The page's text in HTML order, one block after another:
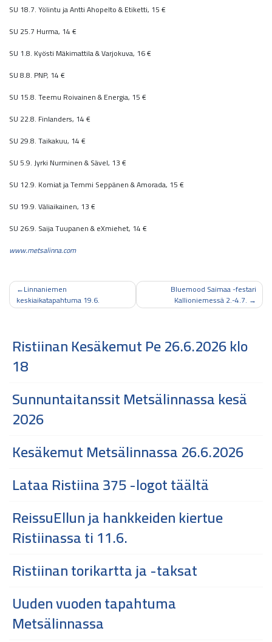
SU 18.7. Yölintu ja Antti Ahopelto & Etiketti, 15 €
SU 25.7 Hurma, 14 €
SU 1.8. Kyösti Mäkimattila & Varjokuva, 16 €
SU 8.8. PNP, 14 €
SU 15.8. Teemu Roivainen & Energia, 15 €
SU 22.8. Finlanders, 14 €
SU 29.8. Taikakuu, 14 €
SU 5.9. Jyrki Nurminen & Sävel, 13 €
SU 12.9. Komiat ja Temmi Seppänen & Amorada, 15 €
SU 19.9. Väliaikainen, 13 €
SU 26.9. Saija Tuupanen & eXmiehet, 14 €
www.metsalinna.com
Artikkelien
selaus
Linnaniemen
keskiaikatapahtuma 19.6.
Bluemood Saimaa -festari
Kallioniemessä 2.-4.7.
Ristiinan Kesäkemut Pe 26.6.2026 klo
18
Sunnuntaitanssit Metsälinnassa kesä
2026
Kesäkemut Metsälinnassa 26.6.2026
Lataa Ristiina 375 -logot täältä
ReissuEllun ja hankkeiden kiertue
Ristiinassa ti 11.6.
Ristiinan torikartta ja -taksat
Uuden vuoden tapahtuma
Metsälinnassa